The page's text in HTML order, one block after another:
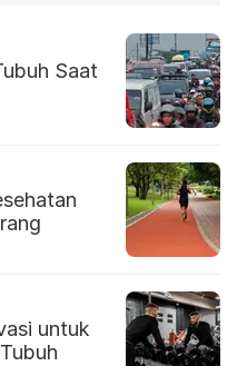
Saat
untuk